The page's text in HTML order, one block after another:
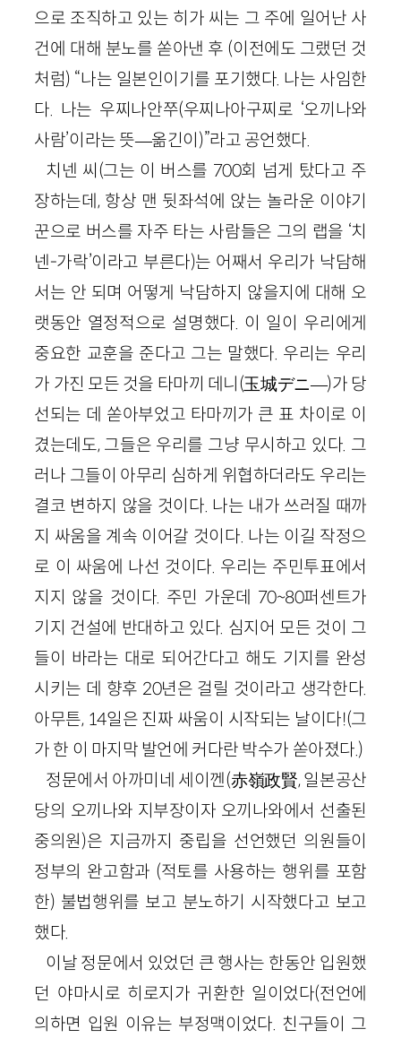
으로 조직하고 있는 히가 씨는 그 주에 일어난 사
건에 대해 분노를 쏟아낸 후 (이전에도 그랬던 것
처럼) “나는 일본인이기를 포기했다. 나는 사임한
다. 나는 우찌나안쭈(우찌나아구찌로 ‘오끼나와
사람’이라는 뜻—옮긴이)”라고 공언했다.
치넨 씨(그는 이 버스를 700회 넘게 탔다고 주
장하는데, 항상 맨 뒷좌석에 앉는 놀라운 이야기
꾼으로 버스를 자주 타는 사람들은 그의 랩을 ‘치
넨-가락’이라고 부른다)는 어째서 우리가 낙담해
서는 안 되며 어떻게 낙담하지 않을지에 대해 오
랫동안 열정적으로 설명했다. 이 일이 우리에게
중요한 교훈을 준다고 그는 말했다. 우리는 우리
가 가진 모든 것을 타마끼 데니(玉城デニ—)가 당
선되는 데 쏟아부었고 타마끼가 큰 표 차이로 이
겼는데도, 그들은 우리를 그냥 무시하고 있다. 그
러나 그들이 아무리 심하게 위협하더라도 우리는
결코 변하지 않을 것이다. 나는 내가 쓰러질 때까
지 싸움을 계속 이어갈 것이다. 나는 이길 작정으
로 이 싸움에 나선 것이다. 우리는 주민투표에서
지지 않을 것이다. 주민 가운데 70~80퍼센트가
기지 건설에 반대하고 있다. 심지어 모든 것이 그
들이 바라는 대로 되어간다고 해도 기지를 완성
시키는 데 향후 20년은 걸릴 것이라고 생각한다.
아무튼, 14일은 진짜 싸움이 시작되는 날이다!(그
가 한 이 마지막 발언에 커다란 박수가 쏟아졌다.)
정문에서 아까미네 세이껜(赤嶺政賢, 일본공산
당의 오끼나와 지부장이자 오끼나와에서 선출된
중의원)은 지금까지 중립을 선언했던 의원들이
정부의 완고함과 (적토를 사용하는 행위를 포함
한) 불법행위를 보고 분노하기 시작했다고 보고
했다.
이날 정문에서 있었던 큰 행사는 한동안 입원했
던 야마시로 히로지가 귀환한 일이었다(전언에
의하면 입원 이유는 부정맥이었다. 친구들이 그